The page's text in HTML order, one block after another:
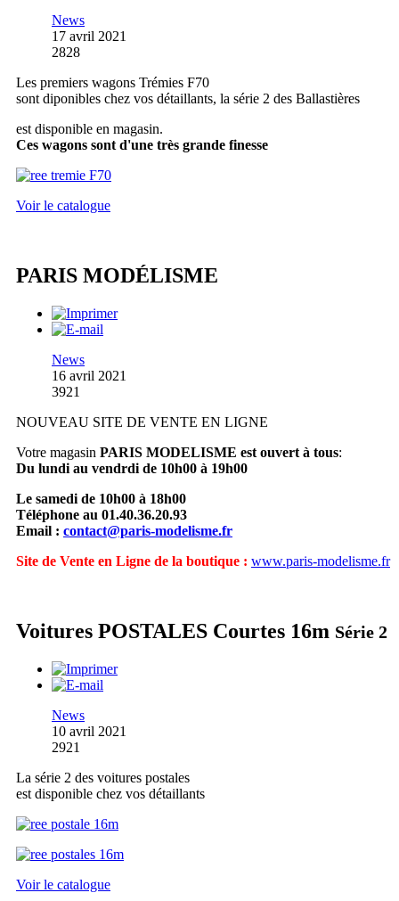
News
17 avril 2021
2828
Les premiers wagons Trémies F70
sont diponibles chez vos détaillants, la série 2 des Ballastières
est disponible en magasin.
Ces wagons sont d'une très grande finesse
Voir le catalogue
PARIS MODÉLISME
News
16 avril 2021
3921
NOUVEAU SITE DE VENTE EN LIGNE
Votre magasin PARIS MODELISME est ouvert à tous:
Du lundi au vendrdi de 10h00 à 19h00
Le samedi de 10h00 à 18h00
Téléphone au 01.40.36.20.93
Email : contact@paris-modelisme.fr
Site de Vente en Ligne de la boutique : www.paris-modelisme.fr
Voitures POSTALES Courtes 16m Série 2
News
10 avril 2021
2921
La série 2 des voitures postales
est disponible chez vos détaillants
Voir le catalogue